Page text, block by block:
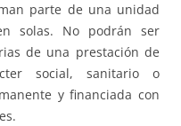
parte de una unidad
solas. No podrán ser
de una prestación de
social, sanitario o
y financiada con